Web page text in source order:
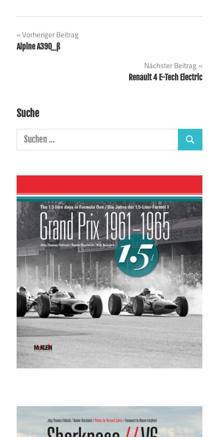
Beitragsnavigation
Vorheriger Beitrag
Alpine A390_ß
Nächster Beitrag
Renault 4 E-Tech Electric
Suche
Suchen
nach:
Suchen